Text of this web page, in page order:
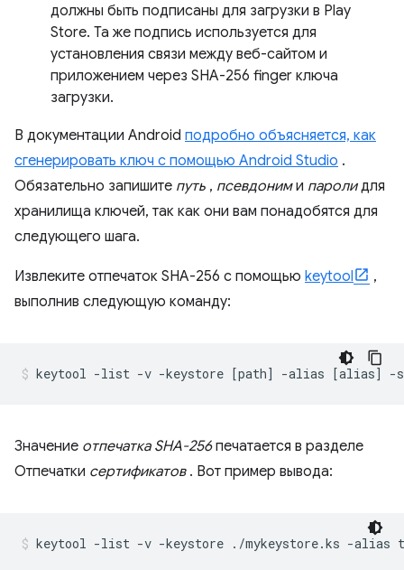
должны быть подписаны для загрузки в Play
Store. Та же подпись используется для
установления связи между веб-сайтом и
приложением через SHA-256 finger ключа
загрузки.
В документации Android подробно объясняется, как
сгенерировать ключ с помощью Android Studio .
Обязательно запишите путь , псевдоними паролидля
хранилища ключей, так как они вам понадобятся для
следующего шага.
Извлеките отпечаток SHA-256 с помощью keytool
,
выполнив следующую команду:
Значение отпечатка SHA-256печатается в разделе
Отпечатки сертификатов. Вот пример вывода:
keytool -list -v -keystore ./mykeystore.ks -alias